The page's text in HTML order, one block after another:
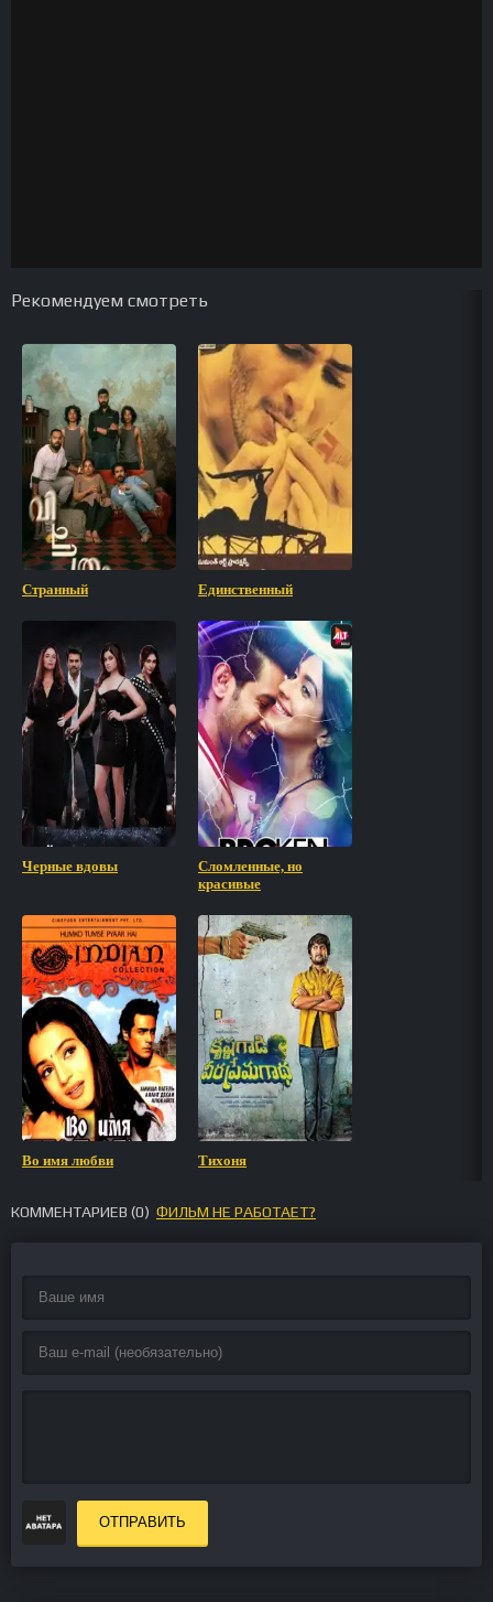
Рекомендуем смотреть
Странный Единственный
Черные вдовы
Сломленные, но
красивые
Во имя любви Тихоня
КОММЕНТАРИЕВ (0) ФИЛЬМ НЕ РАБОТАЕТ?
ОТПРАВИТЬ